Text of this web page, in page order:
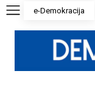
e-Demokracija